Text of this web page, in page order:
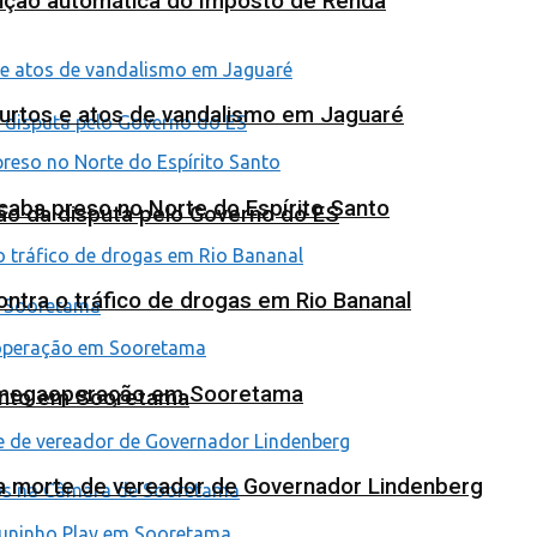
da disputa pelo Governo do ES
em Sooretama
e atos de vandalismo em Jaguaré
preso no Norte do Espírito Santo
o tráfico de drogas em Rio Bananal
em Sooretama
de vereador de Governador Lindenberg